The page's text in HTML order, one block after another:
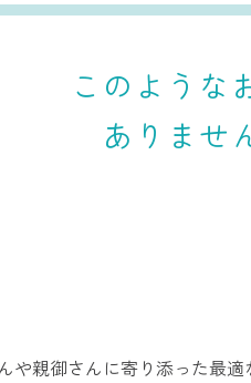
このような
ありませ
や親御さんに寄り添った最適